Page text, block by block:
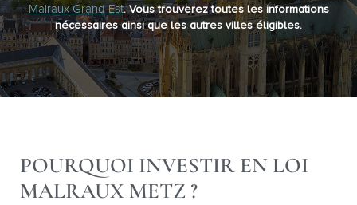
Malraux Grand Est. Vous trouverez toutes les informations
nécessaires ainsi que les autres villes éligibles.
POURQUOI INVESTIR EN LOI
MALRAUX METZ ?